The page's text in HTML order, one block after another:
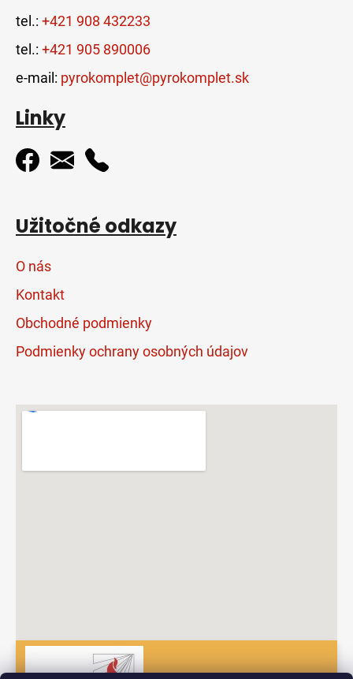
tel.: +421 908 432233
tel.: +421 905 890006
e-mail: pyrokomplet@pyrokomplet.sk
Linky
Užitočné odkazy
O nás
Kontakt
Obchodné podmienky
Podmienky ochrany osobných údajov